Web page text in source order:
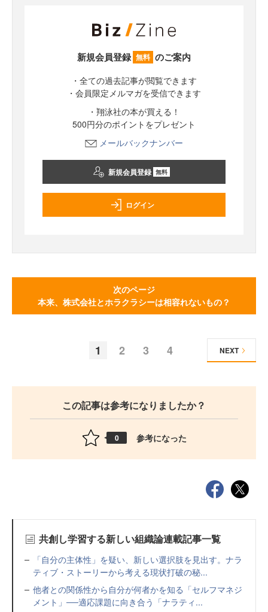
新規会員登録 無料 のご案内
・全ての過去記事が閲覧できます
・会員限定メルマガを受信できます
・翔泳社の本が買える！
500円分のポイントをプレゼント
メールバックナンバー
新規会員登録 無料
ログイン
次のページ
本来、株式会社とホラクラシーは相容れないもの？
1 2 3 4 NEXT
この記事は参考になりましたか？
0 参考になった
共創し学習する新しい組織論連載記事一覧
「自分の主体性」を疑い、新しい選択肢を見出す。ナラ
ティブ・ストーリーから考える現状打破の秘...
他者との関係性から自分が何者かを知る「セルフマネジ
メント」──適応課題に向き合う「ナラティ...